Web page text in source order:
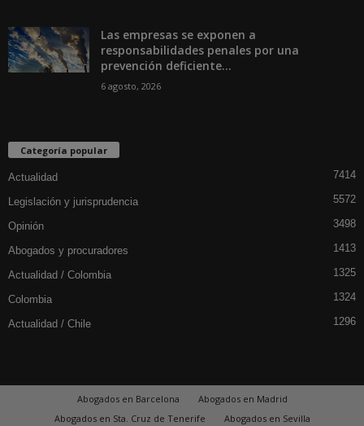
Las empresas se exponen a
responsabilidades penales por una
prevención deficiente...
6 agosto, 2026
Categoría popular
Actualidad 7414
Legislación y jurisprudencia 5572
Opinión 3498
Abogados y procuradores 1413
Actualidad / Colombia 1325
Colombia 1324
Actualidad / Chile 1296
Abogados en Barcelona
Abogados en Madrid
Abogados en Sta. Cruz de Tenerife
Abogados en Sevilla